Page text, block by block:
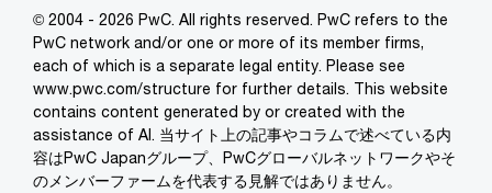
© 2004 - 2026 PwC. All rights reserved. PwC refers to the
PwC network and/or one or more of its member firms,
each of which is a separate legal entity. Please see
www.pwc.com/structure for further details. This website
contains content generated by or created with the
assistance of AI. 当サイト上の記事やコラムで述べている内
容はPwC Japanグループ、PwCグローバルネットワークやそ
のメンバーファームを代表する見解ではありません。